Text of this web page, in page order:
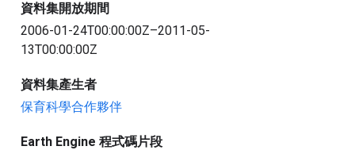
資料集開放期間
2006-01-24T00:00:00Z–2011-05-
13T00:00:00Z
資料集產生者
保育科學合作夥伴
Earth Engine 程式碼片段